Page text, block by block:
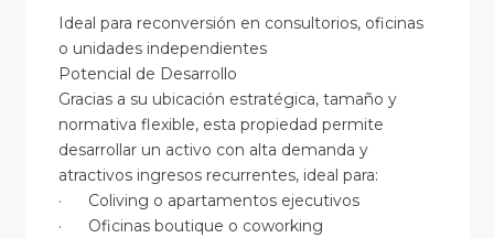
Ideal para reconversión en consultorios, oficinas
o unidades independientes
Potencial de Desarrollo
Gracias a su ubicación estratégica, tamaño y
normativa flexible, esta propiedad permite
desarrollar un activo con alta demanda y
atractivos ingresos recurrentes, ideal para:
· Coliving o apartamentos ejecutivos
· Oficinas boutique o coworking